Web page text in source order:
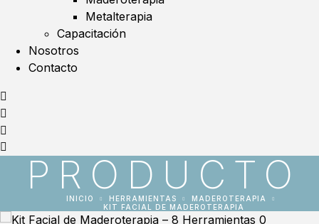
Metalterapia
Capacitación
Nosotros
Contacto
PRODUCTO
INICIO HERRAMIENTAS
MADEROTERAPIA
KIT FACIAL DE MADEROTERAPIA